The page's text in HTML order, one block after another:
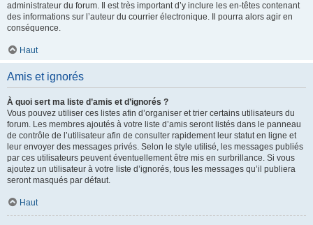
administrateur du forum. Il est très important d’y inclure les en-têtes contenant
des informations sur l’auteur du courrier électronique. Il pourra alors agir en
conséquence.
Haut
Amis et ignorés
À quoi sert ma liste d’amis et d’ignorés ?
Vous pouvez utiliser ces listes afin d’organiser et trier certains utilisateurs du
forum. Les membres ajoutés à votre liste d’amis seront listés dans le panneau
de contrôle de l’utilisateur afin de consulter rapidement leur statut en ligne et
leur envoyer des messages privés. Selon le style utilisé, les messages publiés
par ces utilisateurs peuvent éventuellement être mis en surbrillance. Si vous
ajoutez un utilisateur à votre liste d’ignorés, tous les messages qu’il publiera
seront masqués par défaut.
Haut